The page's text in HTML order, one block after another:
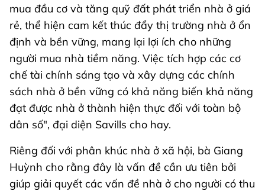
mua đầu cơ và tăng quỹ đất phát triển nhà ở giá
rẻ, thể hiện cam kết thúc đẩy thị trường nhà ở ổn
định và bền vững, mang lại lợi ích cho những
người mua nhà tiềm năng. Việc tích hợp các cơ
chế tài chính sáng tạo và xây dựng các chính
sách nhà ở bền vững có khả năng biến khả năng
đạt được nhà ở thành hiện thực đối với toàn bộ
dân số", đại diện Savills cho hay.
Riêng đối với phân khúc nhà ở xã hội, bà Giang
Huỳnh cho rằng đây là vấn đề cần ưu tiên bởi
giúp giải quyết các vấn đề nhà ở cho người có thu